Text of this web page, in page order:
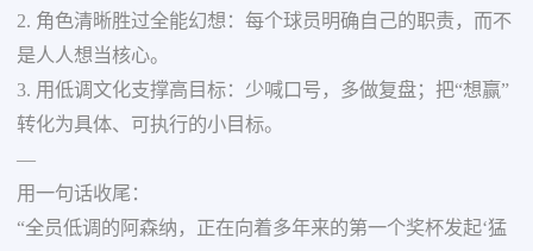
2. 角色清晰胜过全能幻想：每个球员明确自己的职责，而不
是人人想当核心。
3. 用低调文化支撑高目标：少喊口号，多做复盘；把“想赢”
转化为具体、可执行的小目标。
—
用一句话收尾：
“全员低调的阿森纳，正在向着多年来的第一个奖杯发起‘猛